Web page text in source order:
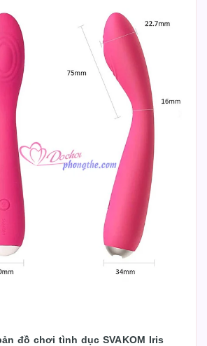
đồ chơi tình dục SVAKOM Iris